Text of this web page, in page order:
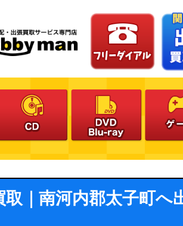
取｜南河内郡太子町へ